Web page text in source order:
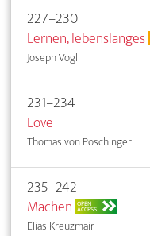
227–230
Lernen, lebenslanges
Joseph Vogl
231–234
Love
Thomas von Poschinger
235–242
Machen OPEN
ACCESS
Elias Kreuzmair